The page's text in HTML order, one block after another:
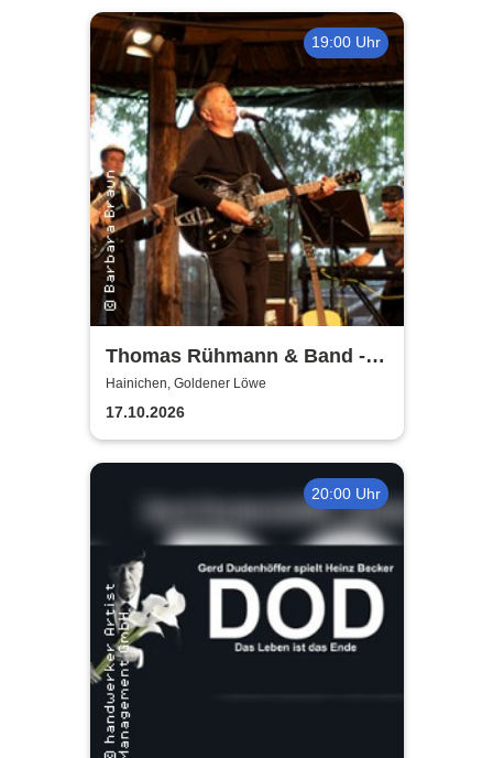
19:00 Uhr
Thomas Rühmann & Band -
Lebensreise: Tour 2026
Hainichen, Goldener Löwe
17.10.2026
20:00 Uhr